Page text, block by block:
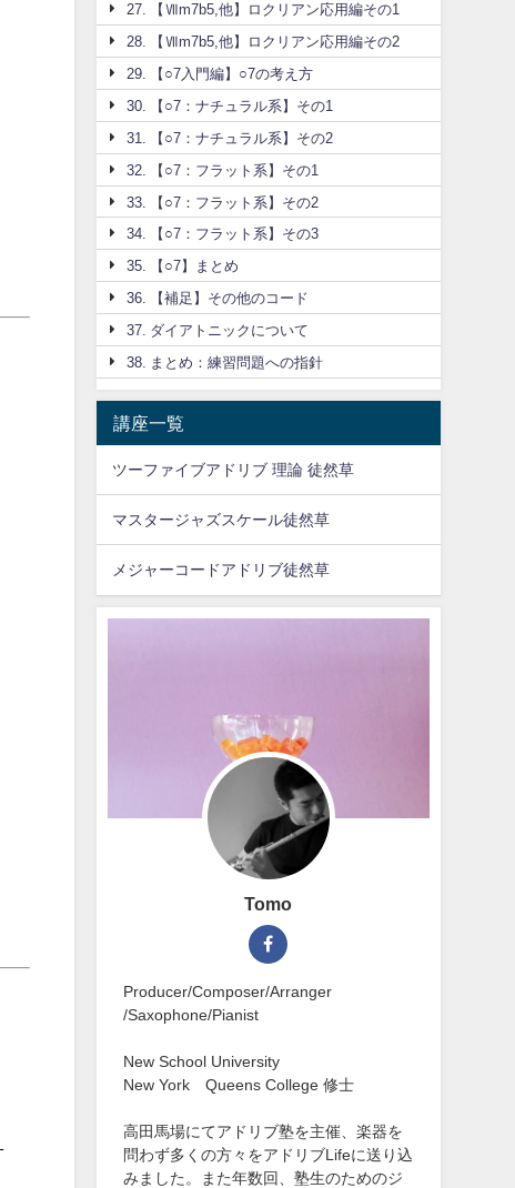
27. 【Ⅶm7b5,他】ロクリアン応用編その1
28. 【Ⅶm7b5,他】ロクリアン応用編その2
29. 【○7入門編】○7の考え方
30. 【○7：ナチュラル系】その1
31. 【○7：ナチュラル系】その2
32. 【○7：フラット系】その1
33. 【○7：フラット系】その2
34. 【○7：フラット系】その3
35. 【○7】まとめ
36. 【補足】その他のコード
37. ダイアトニックについて
38. まとめ：練習問題への指針
講座一覧
ツーファイブアドリブ 理論 徒然草
マスタージャズスケール徒然草
メジャーコードアドリブ徒然草
Tomo
Producer/Composer/Arranger
/Saxophone/Pianist
New School University
New York Queens College 修士
高田馬場にてアドリブ塾を主催、楽器を
問わず多くの方々をアドリブLifeに送り込
みました。また年数回、塾生のためのジ